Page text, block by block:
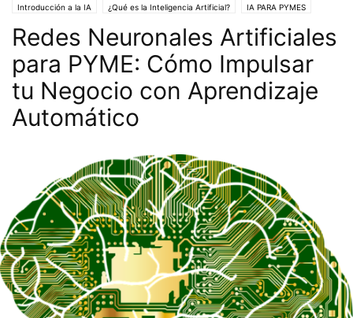
Introducción a la IA ¿Qué es la Inteligencia Artificial? IA PARA PYMES
Redes Neuronales Artificiales
para PYME: Cómo Impulsar
tu Negocio con Aprendizaje
Automático